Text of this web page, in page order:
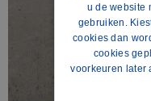
u de website
gebruiken.
cookies dan
cookies
voorkeuren later